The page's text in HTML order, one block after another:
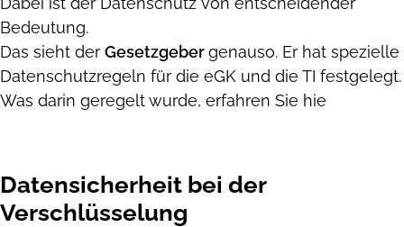
Bedeutung.
Das sieht der Gesetzgebergenauso. Er hat spezielle
Datenschutzregeln für die eGK und die TI festgelegt.
Was darin geregelt wurde, erfahren Sie hie
Datensicherheit bei der
Verschlüsselung